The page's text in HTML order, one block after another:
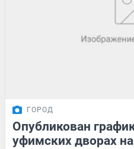
ГОРОД
Опубликован
уфимских дворах